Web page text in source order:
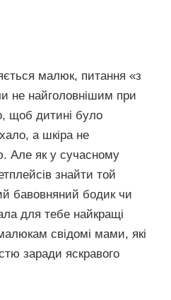
малюк, питання «з
не найголовнішим при
щоб дитині було
а шкіра не
Але як у сучасному
знайти той
бавовняний бодик чи
для тебе найкращі
свідомі мами, які
заради яскравого